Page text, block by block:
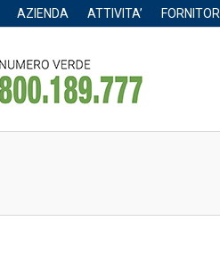
AZIENDA ATTIVITA’ FORNITORI